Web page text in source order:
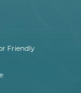
Friendly